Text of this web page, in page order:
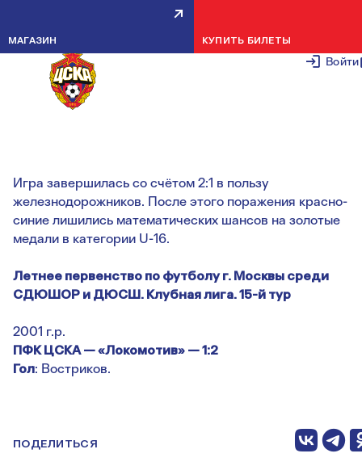
Войти
МАГАЗИН КУПИТЬ БИЛЕТЫ
КОМАНДА U-16 УСТУПИЛА
ЛОКОМОТИВУ В
МАТЧЕ 15-ГО ТУРА
Игра завершилась со счётом 2:1 в пользу
железнодорожников. После этого поражения красно-
синие лишились математических шансов на золотые
медали в категории U-16.
Летнее первенство по футболу г. Москвы среди
СДЮШОР и ДЮСШ. Клубная лига. 15-й тур
2001 г.р.
ПФК ЦСКА — «Локомотив» — 1:2
Гол: Востриков.
ПОДЕЛИТЬСЯ